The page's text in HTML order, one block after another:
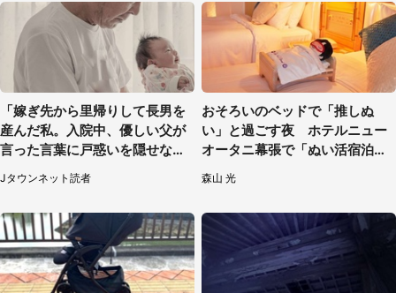
「嫁ぎ先から里帰りして長男を
産んだ私。入院中、優しい父が
言った言葉に戸惑いを隠せな
い」（兵庫県・50代女性）
Jタウンネット読者
おそろいのベッドで「推しぬ
い」と過ごす夜 ホテルニュー
オータニ幕張で「ぬい活宿泊プ
ラン」開始【8／8～3／31】
森山 光